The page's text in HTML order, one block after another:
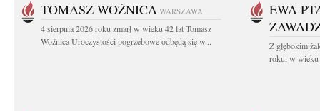
TOMASZ WOŹNICA WARSZAWA
4 sierpnia 2026 roku zmarł w wieku 42 lat Tomasz
Woźnica Uroczystości pogrzebowe odbędą się w...
EWA
Z głębokim
roku, w wieku